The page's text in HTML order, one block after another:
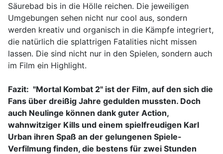
Säurebad bis in die Hölle reichen. Die jeweiligen
Umgebungen sehen nicht nur cool aus, sondern
werden kreativ und organisch in die Kämpfe integriert,
die natürlich die splattrigen Fatalities nicht missen
lassen. Die sind nicht nur in den Spielen, sondern auch
im Film ein Highlight.
Fazit: "Mortal Kombat 2" ist der Film, auf den sich die
Fans über dreißig Jahre gedulden mussten. Doch
auch Neulinge können dank guter Action,
wahnwitziger Kills und einem spielfreudigen Karl
Urban ihren Spaß an der gelungenen Spiele-
Verfilmung finden, die bestens für zwei Stunden